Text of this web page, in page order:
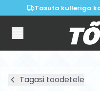
Tasuta kulleriga
Tagasi toodetele